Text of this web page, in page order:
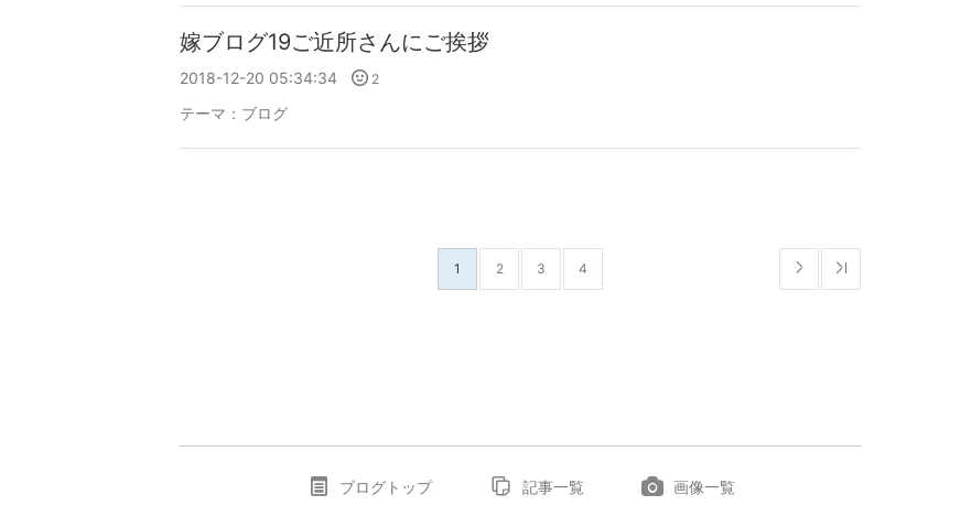
嫁ブログ19ご近所さんにご挨拶
2018-12-20 05:34:34 2
テーマ： ブログ
1 2 3 4
ブログトップ 記事一覧 画像一覧